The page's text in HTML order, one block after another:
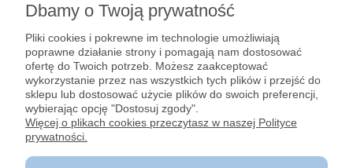
Pomoc
Dostawy i płatności
Moje konto
Dbamy o Twoją prywatność
Pliki cookies i pokrewne im technologie umożliwiają
poprawne działanie strony i pomagają nam dostosować
ofertę do Twoich potrzeb. Możesz zaakceptować
wykorzystanie przez nas wszystkich tych plików i przejść do
sklepu lub dostosować użycie plików do swoich preferencji,
wybierając opcję "Dostosuj zgody".
Więcej o plikach cookies przeczytasz w naszej Polityce
prywatności.